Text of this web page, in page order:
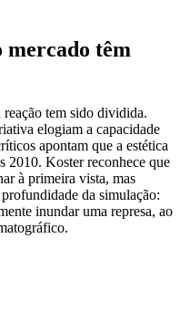
mercado têm
reação tem sido dividida.
elogiam a capacidade
apontam que a estética
2010. Koster reconhece que
à primeira vista, mas
da simulação:
inundar uma represa, ao